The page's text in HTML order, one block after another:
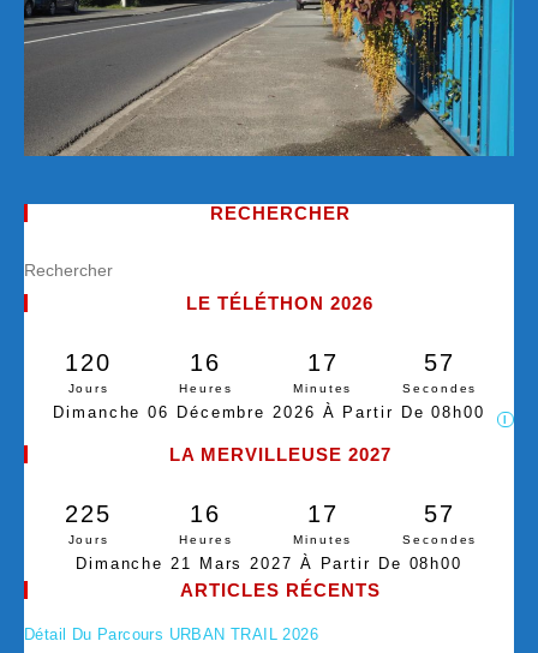
RECHERCHER
LE TÉLÉTHON 2026
120
Jours
16
Heures
17
Minutes
56
Secondes
Dimanche 06 Décembre 2026 À Partir De 08h00
LA MERVILLEUSE 2027
225
Jours
16
Heures
17
Minutes
56
Secondes
Dimanche 21 Mars 2027 À Partir De 08h00
ARTICLES RÉCENTS
Détail Du Parcours URBAN TRAIL 2026